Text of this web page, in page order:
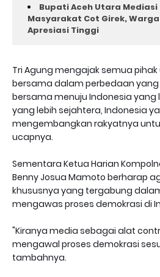
Bupati Aceh Utara Mediasi
Masyarakat Cot Girek,
Apresiasi Tinggi
Tri Agung mengajak semua
bersama dalam perbedaan yang
bersama menuju Indonesia yang
yang lebih sejahtera, Indonesia
mengembangkan rakyatnya
ucapnya.
Sementara Ketua Harian
Benny Josua Mamoto berharap
khususnya yang tergabung
mengawas proses demokrasi di
"Kiranya media sebagai alat
mengawal proses demokrasi
tambahnya.